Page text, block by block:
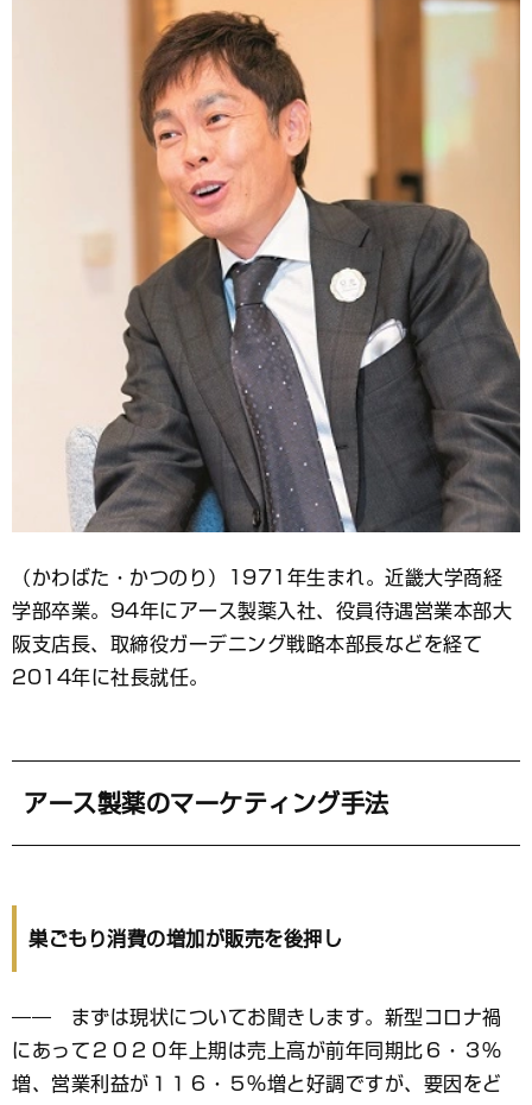
（かわばた・かつのり）1971年生まれ。近畿大学商経
学部卒業。94年にアース製薬入社、役員待遇営業本部大
阪支店長、取締役ガーデニング戦略本部長などを経て
2014年に社長就任。
アース製薬のマーケティング手法
巣ごもり消費の増加が販売を後押し
―― まずは現状についてお聞きします。新型コロナ禍
にあって２０２０年上期は売上高が前年同期比６・３％
増、営業利益が１１６・５％増と好調ですが、要因をど